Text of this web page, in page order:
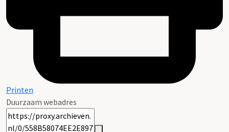
Printen
Duurzaam webadres